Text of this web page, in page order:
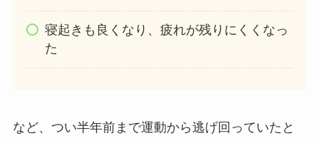
寝起きも良くなり、疲れが残りにくくなっ
た
など、つい半年前まで運動から逃げ回っていたと